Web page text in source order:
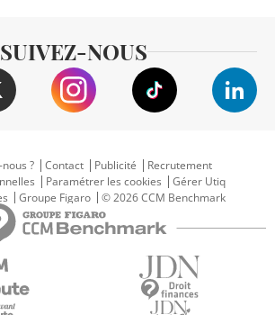
SUIVEZ-NOUS
?
Contact Publicité
Recrutement
Paramétrer les cookies
Gérer Utiq
Groupe Figaro © 2026 CCM Benchmark